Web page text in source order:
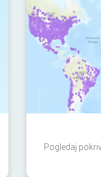
Pogledaj